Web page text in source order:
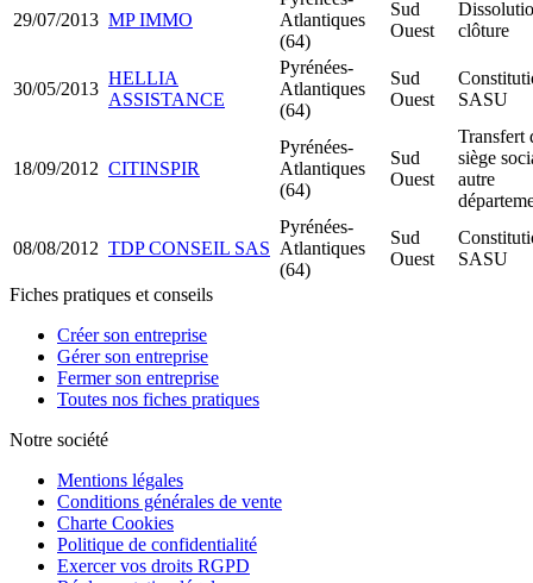
29/07/2013 MP IMMO
Atlantiques
(64)
Sud
Ouest
clôture
30/05/2013
HELLIA
ASSISTANCE
Pyrénées-
Atlantiques
(64)
Sud
Ouest
SASU
18/09/2012 CITINSPIR
Pyrénées-
Atlantiques
(64)
Sud
Ouest
Transfert
siège
autre
08/08/2012 TDP CONSEIL SAS
Pyrénées-
Atlantiques
(64)
Sud
Ouest
SASU
Fiches pratiques et conseils
Créer son entreprise
Gérer son entreprise
Fermer son entreprise
Toutes nos fiches pratiques
Notre société
Mentions légales
Conditions générales de vente
Charte Cookies
Politique de confidentialité
Exercer vos droits RGPD